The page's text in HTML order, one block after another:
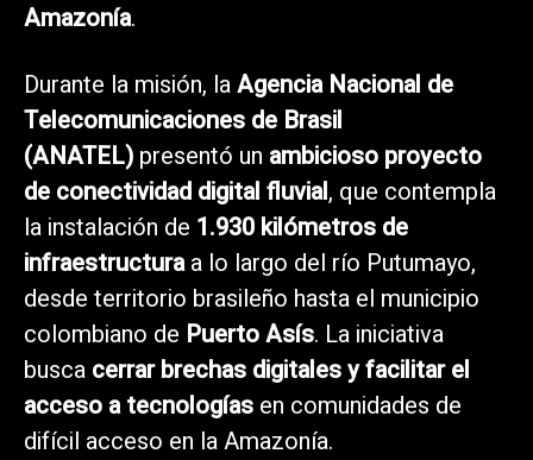
Amazonía.
Durante la misión, laAgencia Nacional de
Telecomunicaciones de Brasil
(ANATEL) presentó un ambicioso proyecto
de conectividad digital fluvial, que contempla
la instalación de 1.930 kilómetros de
infraestructuraa lo largo del río Putumayo,
desde territorio brasileño hasta el municipio
colombiano de Puerto Asís. La iniciativa
busca cerrar brechas digitales y facilitar el
acceso a tecnologías en comunidades de
difícil acceso en la Amazonía.